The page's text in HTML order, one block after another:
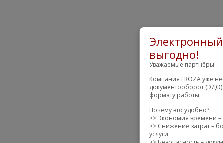
выгодно!
Уважаемые партнёры!
Компания FROZA уже
документооборот (ЭДО)
формату работы.
Почему это удобно?
>> Экономия времени –
>> Снижение затрат –
услуги.